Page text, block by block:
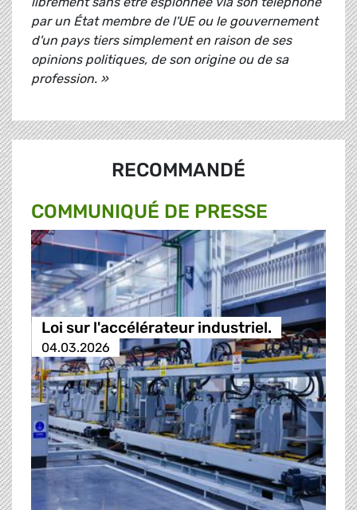
par un État membre de l'UE ou le gouvernement
d'un pays tiers simplement en raison de ses
opinions politiques, de son origine ou de sa
profession. »
RECOMMANDÉ
COMMUNIQUÉ DE PRESSE
Loi sur l'accélérateur industriel.
04.03.2026